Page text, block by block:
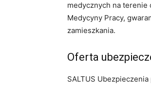
medycznych na terenie
Medycyny Pracy,
zamieszkania.
Oferta
SALTUS